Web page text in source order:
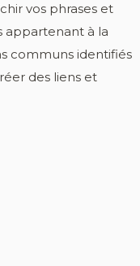
vos phrases et
appartenant à la
communs identifiés
des liens et